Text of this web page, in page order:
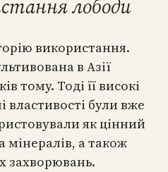
лободи
використання.
в Азії
тому. Тоді її високі
властивості були вже
як цінний
мінералів, а також
захворювань.